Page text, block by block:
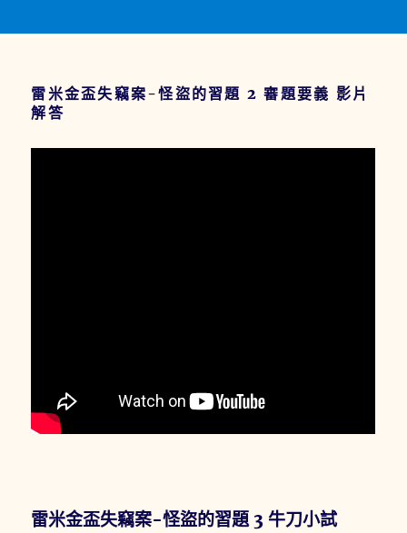
雷米金盃失竊案-怪盜的習題 2 審題要義 影片
解答
雷米金盃失竊案-怪盜的習題 3 牛刀小試